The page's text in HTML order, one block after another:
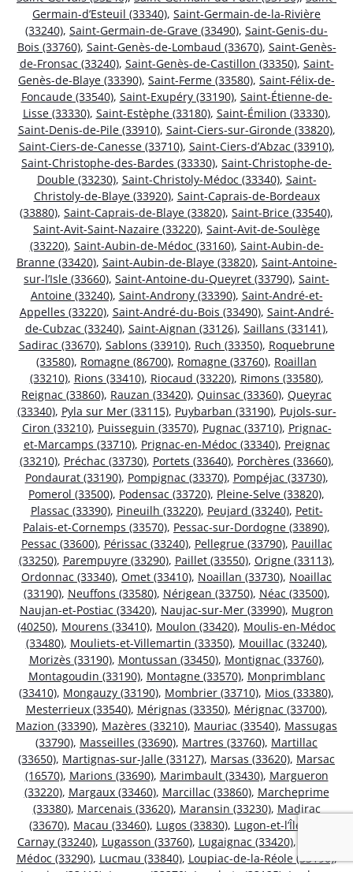
Germain-d’Esteuil (33340), Saint-Germain-de-la-Rivière
(33240), Saint-Germain-de-Grave (33490), Saint-Genis-du-
Bois (33760), Saint-Genès-de-Lombaud (33670), Saint-Genès-
de-Fronsac (33240), Saint-Genès-de-Castillon (33350), Saint-
Genès-de-Blaye (33390), Saint-Ferme (33580), Saint-Félix-de-
Foncaude (33540), Saint-Exupéry (33190), Saint-Étienne-de-
Lisse (33330), Saint-Estèphe (33180), Saint-Émilion (33330),
Saint-Denis-de-Pile (33910), Saint-Ciers-sur-Gironde (33820),
Saint-Ciers-de-Canesse (33710), Saint-Ciers-d’Abzac (33910),
Saint-Christophe-des-Bardes (33330), Saint-Christophe-de-
Double (33230), Saint-Christoly-Médoc (33340), Saint-
Christoly-de-Blaye (33920), Saint-Caprais-de-Bordeaux
(33880), Saint-Caprais-de-Blaye (33820), Saint-Brice (33540),
Saint-Avit-Saint-Nazaire (33220), Saint-Avit-de-Soulège
(33220), Saint-Aubin-de-Médoc (33160), Saint-Aubin-de-
Branne (33420), Saint-Aubin-de-Blaye (33820), Saint-Antoine-
sur-l’Isle (33660), Saint-Antoine-du-Queyret (33790), Saint-
Antoine (33240), Saint-Androny (33390), Saint-André-et-
Appelles (33220), Saint-André-du-Bois (33490), Saint-André-
de-Cubzac (33240), Saint-Aignan (33126), Saillans (33141),
Sadirac (33670), Sablons (33910), Ruch (33350), Roquebrune
(33580), Romagne (86700), Romagne (33760), Roaillan
(33210), Rions (33410), Riocaud (33220), Rimons (33580),
Reignac (33860), Rauzan (33420), Quinsac (33360), Queyrac
(33340), Pyla sur Mer (33115), Puybarban (33190), Pujols-sur-
Ciron (33210), Puisseguin (33570), Pugnac (33710), Prignac-
et-Marcamps (33710), Prignac-en-Médoc (33340), Preignac
(33210), Préchac (33730), Portets (33640), Porchères (33660),
Pondaurat (33190), Pompignac (33370), Pompéjac (33730),
Pomerol (33500), Podensac (33720), Pleine-Selve (33820),
Plassac (33390), Pineuilh (33220), Peujard (33240), Petit-
Palais-et-Cornemps (33570), Pessac-sur-Dordogne (33890),
Pessac (33600), Périssac (33240), Pellegrue (33790), Pauillac
(33250), Parempuyre (33290), Paillet (33550), Origne (33113),
Ordonnac (33340), Omet (33410), Noaillan (33730), Noaillac
(33190), Neuffons (33580), Nérigean (33750), Néac (33500),
Naujan-et-Postiac (33420), Naujac-sur-Mer (33990), Mugron
(40250), Mourens (33410), Moulon (33420), Moulis-en-Médoc
(33480), Mouliets-et-Villemartin (33350), Mouillac (33240),
Morizès (33190), Montussan (33450), Montignac (33760),
Montagoudin (33190), Montagne (33570), Monprimblanc
(33410), Mongauzy (33190), Mombrier (33710), Mios (33380),
Mesterrieux (33540), Mérignas (33350), Mérignac (33700),
Mazion (33390), Mazères (33210), Mauriac (33540), Massugas
(33790), Masseilles (33690), Martres (33760), Martillac
(33650), Martignas-sur-Jalle (33127), Marsas (33620), Marsac
(16570), Marions (33690), Marimbault (33430), Margueron
(33220), Margaux (33460), Marcillac (33860), Marcheprime
(33380), Marcenais (33620), Maransin (33230), Madirac
(33670), Macau (33460), Lugos (33830), Lugon-et-l’Île-du-
Carnay (33240), Lugasson (33760), Lugaignac (33420),
Médoc (33290), Lucmau (33840), Loupiac-de-la-Réole (33190),